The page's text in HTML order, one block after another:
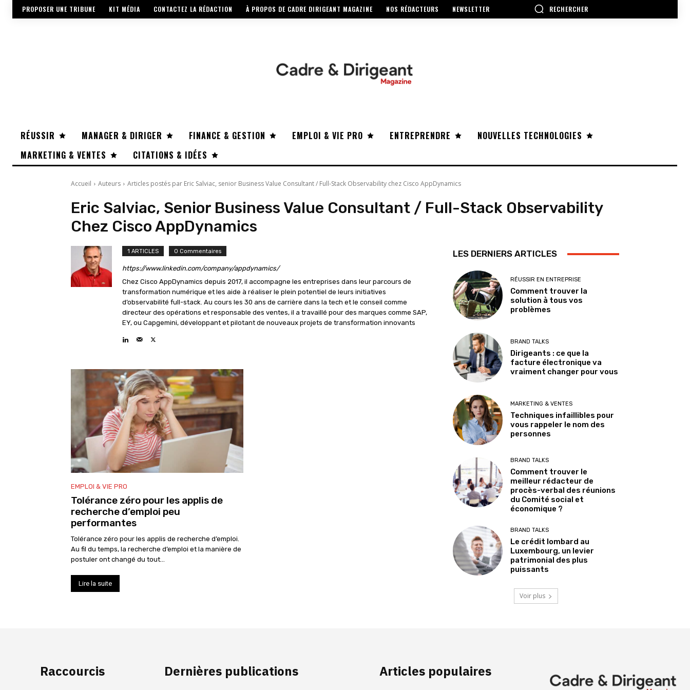
PROPOSER UNE TRIBUNE KIT MÉDIA CONTACTEZ LA RÉDACTION À PROPOS DE CADRE DIRIGEANT MAGAZINE NOS RÉDACTEURS NEWSLETTER RECHERCHER
RÉUSSIR MANAGER & DIRIGER FINANCE & GESTION EMPLOI & VIE PRO ENTREPRENDRE
NOUVELLES TECHNOLOGIES
MARKETING & VENTES
CITATIONS & IDÉES
Accueil Auteurs Articles postés par Eric Salviac, senior Business Value Consultant / Full-Stack Observability chez Cisco AppDynamics
Eric Salviac, Senior Business Value Consultant / Full-Stack Observability
Chez Cisco AppDynamics
1 ARTICLES 0 Commentaires
https://www.linkedin.com/company/appdynamics/
Chez Cisco AppDynamics depuis 2017, il accompagne les entreprises dans leur parcours de
transformation numérique et les aide à réaliser le plein potentiel de leurs initiatives
d’observabilité full-stack. Au cours les 30 ans de carrière dans la tech et le conseil comme
directeur des opérations et responsable des ventes, il a travaillé pour des marques comme SAP,
EY, ou Capgemini, développant et pilotant de nouveaux projets de transformation innovants
EMPLOI & VIE PRO
Tolérance zéro pour les applis de
recherche d’emploi peu
performantes
Tolérance zéro pour les applis de recherche d’emploi.
Au fil du temps, la recherche d’emploi et la manière de
postuler ont changé du tout...
Lire la suite
LES DERNIERS ARTICLES
RÉUSSIR EN ENTREPRISE
Comment trouver la
solution à tous vos
problèmes
BRAND TALKS
Dirigeants : ce que la
facture électronique va
vraiment changer pour vous
MARKETING & VENTES
Techniques infaillibles pour
vous rappeler le nom des
personnes
BRAND TALKS
Comment trouver le
meilleur rédacteur de
procès-verbal des réunions
du Comité social et
économique ?
BRAND TALKS
Le crédit lombard au
Luxembourg, un levier
patrimonial des plus
puissants
Voir plus
Raccourcis Dernières publications Articles populaires